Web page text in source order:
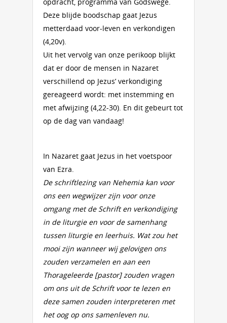
Deze blijde boodschap gaat Jezus
metterdaad voor-leven en verkondigen
(4,20v).
Uit het vervolg van onze perikoop blijkt
dat er door de mensen in Nazaret
verschillend op Jezus’ verkondiging
gereageerd wordt: met instemming en
met afwijzing (4,22-30). En dit gebeurt tot
op de dag van vandaag!
In Nazaret gaat Jezus in het voetspoor
van Ezra.
De schriftlezing van Nehemia kan voor
ons een wegwijzer zijn voor onze
omgang met de Schrift en verkondiging
in de liturgie en voor de samenhang
tussen liturgie en leerhuis. Wat zou het
mooi zijn wanneer wij gelovigen ons
zouden verzamelen en aan een
Thorageleerde [pastor] zouden vragen
om ons uit de Schrift voor te lezen en
deze samen zouden interpreteren met
het oog op ons samenleven nu.